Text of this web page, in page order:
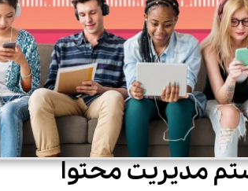
مدیریت محتوا